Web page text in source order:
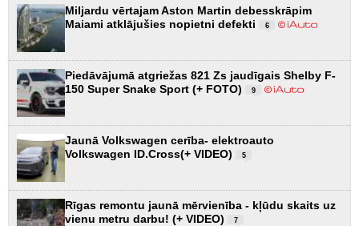
Miljardu vērtajam Aston Martin debesskrāpim
Maiami atklājušies nopietni defekti
6
Piedāvājumā atgriežas 821 Zs jaudīgais Shelby F-
150 Super Snake Sport (+ FOTO)
9
Jaunā Volkswagen cerība- elektroauto
Volkswagen ID.Cross(+ VIDEO)
5
Rīgas remontu jaunā mērvienība - kļūdu skaits uz
vienu metru darbu! (+ VIDEO)
7